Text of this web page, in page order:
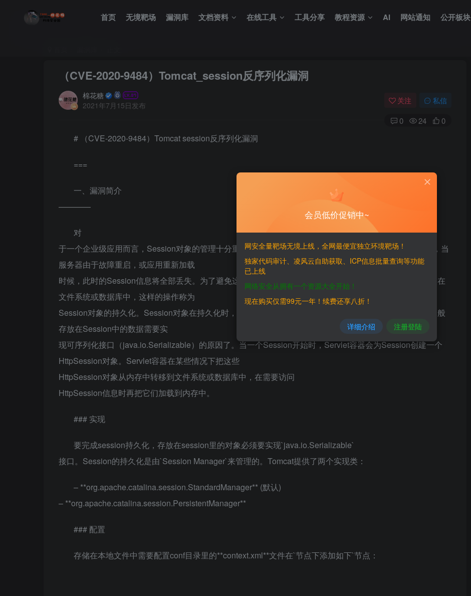
首页 无境靶场 漏洞库 文档资料 在线工具 工具分享 教程资源 AI 网站通知 公开板块
（CVE-2020-9484）Tomcat_session反序列化漏洞
棉花糖
2021年7月15日发布
关注 私信
0 24 0
# （CVE-2020-9484）Tomcat session反序列化漏洞
===
一、漏洞简介
————
对
于一个企业级应用而言，Session对象的管理十分重要。Sessio对象的信息一般情况下置于服务器的内存中，当
服务器由于故障重启，或应用重新加载
时候，此时的Session信息将全部丢失。为了避免这样的情况，在某些场合可以将服务器的Session数据存放在
文件系统或数据库中，这样的操作称为
Session对象的持久化。Session对象在持久化时，存放在其中的对象以序列化的形式存放，这就是为什么一般
存放在Session中的数据需要实
现可序列化接口（java.io.Serializable）的原因了。当一个Session开始时，Servlet容器会为Session创建一个
HttpSession对象。Servlet容器在某些情况下把这些
HttpSession对象从内存中转移到文件系统或数据库中，在需要访问
HttpSession信息时再把它们加载到内存中。
### 实现
要完成session持久化，存放在session里的对象必须要实现`java.io.Serializable`
接口。Session的持久化是由`Session Manager`来管理的。Tomcat提供了两个实现类：
– **org.apache.catalina.session.StandardManager** (默认)
– **org.apache.catalina.session.PersistentManager**
### 配置
存储在本地文件中需要配置conf目录里的**context.xml**文件在`节点下添加如下`节点：
会员低价促销中~
网安全量靶场无境上线，全网最便宜独立环境靶场！
独家代码审计、凌风云自助获取、ICP信息批量查询等功能
已上线
网络安全从拥有一个资源大全开始！
现在购买仅需99元一年！续费还享八折！
详细介绍 注册登陆